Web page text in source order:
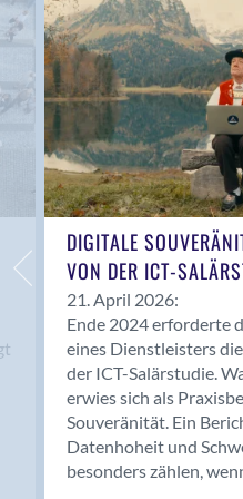
Anwil
Appenzell
Au SG
Baar
Baden
Balsthal
Balzers
Basel
Bassersdorf
Belp
Bendern
Benken (SG)
Bergdietikon
Berlin
Bern
Bern - Liebefeld
DIGITALE
VON DER ICT-
21. April 2026:
Ende 2024 erforderte
eines Dienstleisters
der ICT-Salärstudie.
erwies sich als
Souveränität. Ein
Datenhoheit und
besonders zählen,